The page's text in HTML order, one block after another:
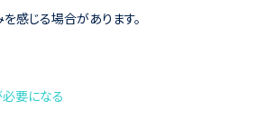
感じる場合があります。
要になる